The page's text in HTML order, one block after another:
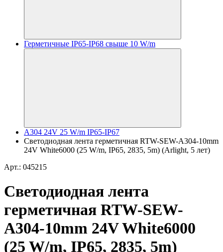
Герметичные IP65-IP68 свыше 10 W/m
A304 24V 25 W/m IP65-IP67
Светодиодная лента герметичная RTW-SEW-A304-10mm
24V White6000 (25 W/m, IP65, 2835, 5m) (Arlight, 5 лет)
Арт.: 045215
Светодиодная лента
герметичная RTW-SEW-
A304-10mm 24V White6000
(25 W/m, IP65, 2835, 5m)